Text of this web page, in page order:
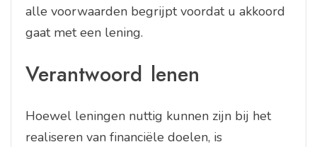
alle voorwaarden begrijpt voordat u akkoord
gaat met een lening.
Verantwoord lenen
Hoewel leningen nuttig kunnen zijn bij het
realiseren van financiële doelen, is